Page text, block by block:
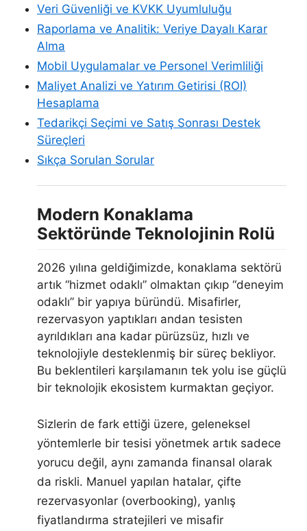
Veri Güvenliği ve KVKK Uyumluluğu
Raporlama ve Analitik: Veriye Dayalı Karar
Alma
Mobil Uygulamalar ve Personel Verimliliği
Maliyet Analizi ve Yatırım Getirisi (ROI)
Hesaplama
Tedarikçi Seçimi ve Satış Sonrası Destek
Süreçleri
Sıkça Sorulan Sorular
Modern Konaklama
Sektöründe Teknolojinin Rolü
2026 yılına geldiğimizde, konaklama sektörü
artık “hizmet odaklı” olmaktan çıkıp “deneyim
odaklı” bir yapıya büründü. Misafirler,
rezervasyon yaptıkları andan tesisten
ayrıldıkları ana kadar pürüzsüz, hızlı ve
teknolojiyle desteklenmiş bir süreç bekliyor.
Bu beklentileri karşılamanın tek yolu ise güçlü
bir teknolojik ekosistem kurmaktan geçiyor.
Sizlerin de fark ettiği üzere, geleneksel
yöntemlerle bir tesisi yönetmek artık sadece
yorucu değil, aynı zamanda finansal olarak
da riskli. Manuel yapılan hatalar, çifte
rezervasyonlar (overbooking), yanlış
fiyatlandırma stratejileri ve misafir